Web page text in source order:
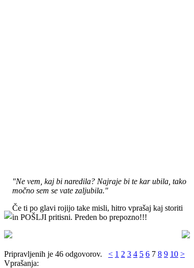
"Ne vem, kaj bi naredila? Najraje bi te kar ubila, tako
močno sem se vate zaljubila."
Če ti po glavi rojijo take misli, hitro vprašaj kaj storiti
in POŠLJI pritisni. Preden bo prepozno!!!
Pripravljenih je 46 odgovorov. < 1 2 3 4 5 6 7 8 9 10 >
Vprašanja: